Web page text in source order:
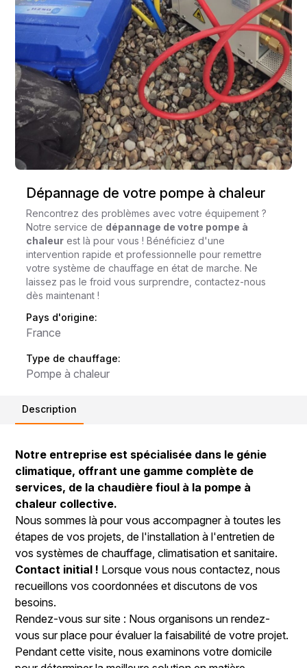
Dépannage de votre pompe à chaleur
Rencontrez des problèmes avec votre équipement ?
Notre service de dépannage de votre pompe à
chaleur est là pour vous ! Bénéficiez d'une
intervention rapide et professionnelle pour remettre
votre système de chauffage en état de marche. Ne
laissez pas le froid vous surprendre, contactez-nous
dès maintenant !
Pays d'origine:
France
Type de chauffage:
Pompe à chaleur
Description
Notre entreprise est spécialisée dans le génie
climatique, offrant une gamme complète de
services, de la chaudière fioul à la pompe à
chaleur collective.
Nous sommes là pour vous accompagner à toutes les
étapes de vos projets, de l'installation à l'entretien de
vos systèmes de chauffage, climatisation et sanitaire.
Contact initial ! Lorsque vous nous contactez, nous
recueillons vos coordonnées et discutons de vos
besoins.
Rendez-vous sur site : Nous organisons un rendez-
vous sur place pour évaluer la faisabilité de votre projet.
Pendant cette visite, nous examinons votre domicile